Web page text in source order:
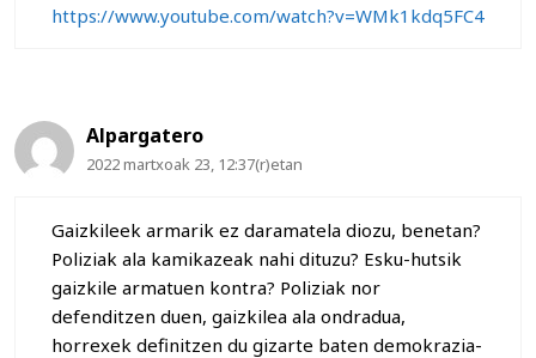
https://www.youtube.com/watch?v=WMk1kdq5FC4
Alpargatero
2022 martxoak 23, 12:37(r)etan
Gaizkileek armarik ez daramatela diozu, benetan?
Poliziak ala kamikazeak nahi dituzu? Esku-hutsik
gaizkile armatuen kontra? Poliziak nor
defenditzen duen, gaizkilea ala ondradua,
horrexek definitzen du gizarte baten demokrazia-